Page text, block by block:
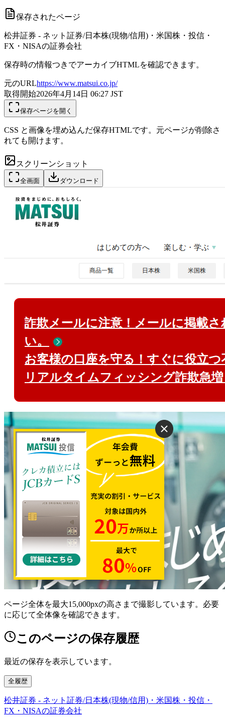
保存されたページ
松井証券 - ネット証券/日本株(現物/信用)・米国株・投信・
FX・NISAの証券会社
保存時の情報つきでアーカイブHTMLを確認できます。
元のURLhttps://www.matsui.co.jp/
取得開始2026年4月14日 06:27 JST
保存ページを開く
CSS と画像を埋め込んだ保存HTMLです。元ページが削除さ
れても開けます。
スクリーンショット
全画面 ダウンロード
ページ全体を最大15,000pxの高さまで撮影しています。必要
に応じて全体像を確認できます。
このページの保存履歴
最近の保存を表示しています。
全履歴
松井証券 - ネット証券/日本株(現物/信用)・米国株・投信・
FX・NISAの証券会社